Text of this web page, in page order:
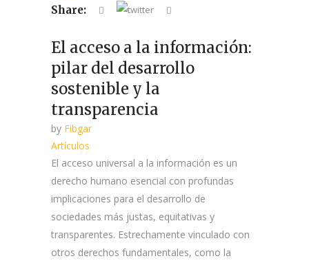
Share:
El acceso a la información:
pilar del desarrollo
sostenible y la
transparencia
by Fibgar
Artículos
El acceso universal a la información es un
derecho humano esencial con profundas
implicaciones para el desarrollo de
sociedades más justas, equitativas y
transparentes. Estrechamente vinculado con
otros derechos fundamentales, como la